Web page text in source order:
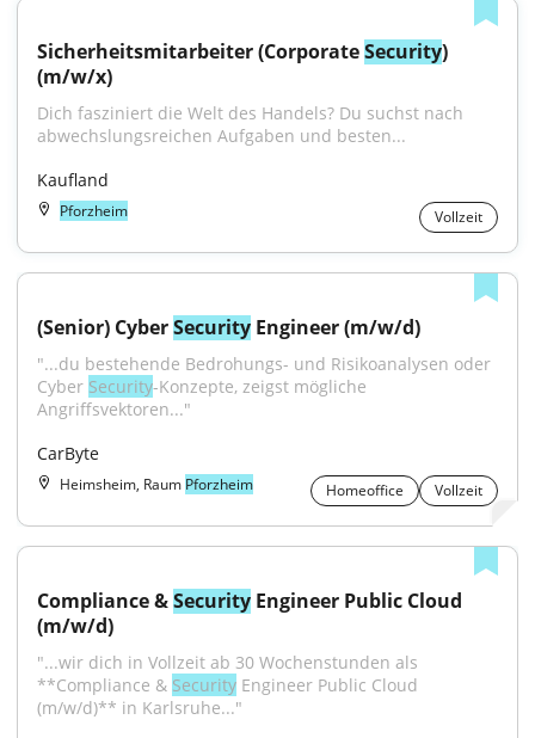
Sicherheitsmitarbeiter (Corporate Security)
(m/w/x)
Dich fasziniert die Welt des Handels? Du suchst nach
abwechslungsreichen Aufgaben und besten...
Kaufland
Pforzheim Vollzeit
(Senior) Cyber Security Engineer (m/w/d)
"...du bestehende Bedrohungs- und Risikoanalysen oder
Cyber Security-Konzepte, zeigst mögliche
Angriffsvektoren..."
CarByte
Heimsheim, Raum Pforzheim Homeoffice Vollzeit
Compliance & Security Engineer Public Cloud
(m/w/d)
"...wir dich in Vollzeit ab 30 Wochenstunden als
**Compliance & Security Engineer Public Cloud
(m/w/d)** in Karlsruhe..."